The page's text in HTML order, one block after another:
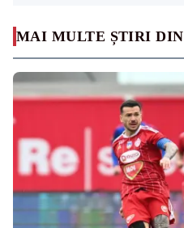
MAI MULTE ȘTIRI DIN